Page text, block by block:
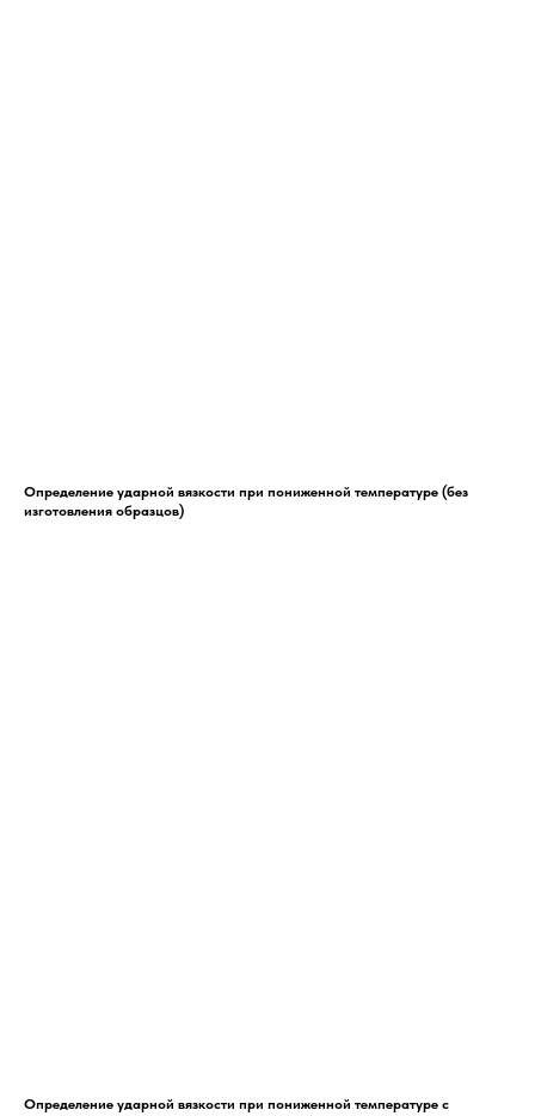
Определение ударной вязкости при пониженной температуре (без
изготовления образцов)
Определение ударной вязкости при пониженной температуре с